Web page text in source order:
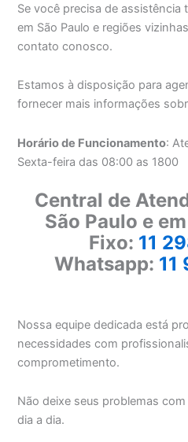
Se você precisa de assistência
em São Paulo e regiões
contato conosco.
Estamos à disposição para
fornecer mais informações
Horário de Funcionamento:
Sexta-feira das 08:00 as 1800
Central de
São Paulo e
Fixo: 11
Whatsapp: 11
Nossa equipe dedicada está
necessidades com
comprometimento.
Não deixe seus problemas
dia a dia.